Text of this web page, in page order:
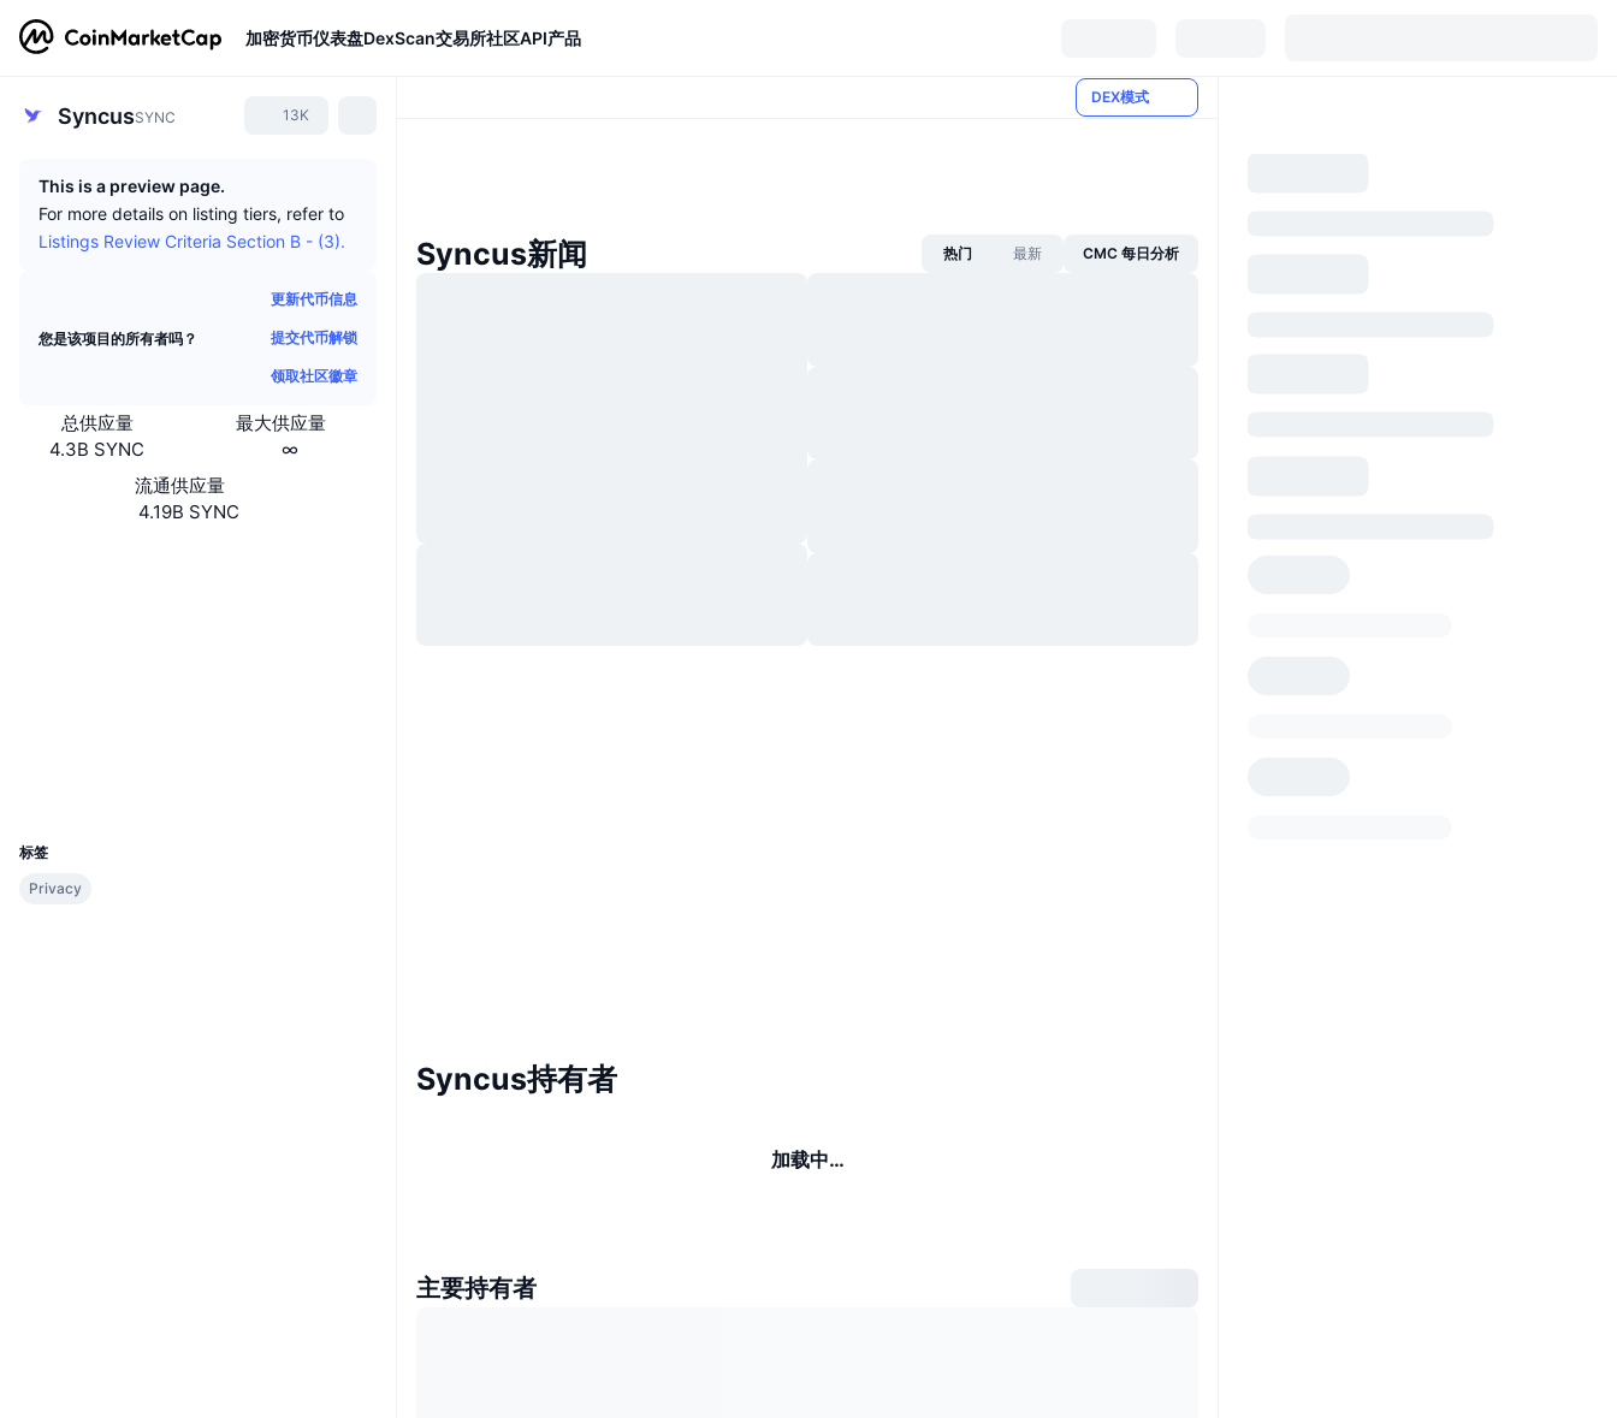
加密货币仪表盘DexScan交易所社区API产品
SyncusSYNC 13K
This is a preview page.
For more details on listing tiers, refer to
Listings Review Criteria Section B - (3).
您是该项目的所有者吗？
更新代币信息
提交代币解锁
领取社区徽章
总供应量
4.3B SYNC
最大供应量
∞
流通供应量
4.19B SYNC
标签
Privacy
DEX模式
Syncus新闻 热门 最新 CMC 每日分析
Syncus持有者
加载中…
主要持有者